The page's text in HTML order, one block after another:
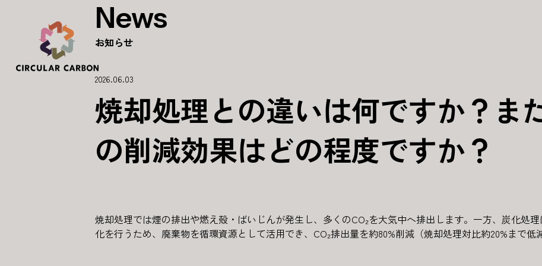
News
お知らせ
2026.06.03
焼却処理との違いは何ですか？ま
の削減効果はどの程度ですか？
焼却処理では煙の排出や燃え殻・ばいじんが発生し、多くのCO₂を大気中へ排出します。一方、炭化処
化を行うため、廃棄物を循環資源として活用でき、CO₂排出量を約80%削減（焼却処理対比約20%まで低